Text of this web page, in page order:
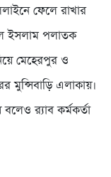
ফেলে রাখার
ইসলাম পলাতক
মেহেরপুর ও
মুন্সিবাড়ি এলাকায়।
র‌্যাব কর্মকর্তা